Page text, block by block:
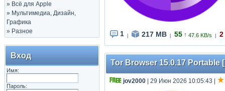
» Всё для Apple
» Мультимедиа, Дизайн,
Графика
» Разное
Вход
Имя:
Пароль:
1 217 MB 55 ↑ 47.6 KB/s 2
Tor Browser 15.0.17 Portable
jov2000 | 29 Июн 2026 10:05:43